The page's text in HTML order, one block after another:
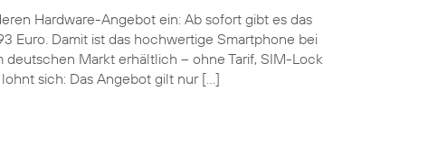
Hardware-Angebot ein: Ab sofort gibt es das
Euro. Damit ist das hochwertige Smartphone bei
deutschen Markt erhältlich – ohne Tarif, SIM-Lock
sich: Das Angebot gilt nur […]